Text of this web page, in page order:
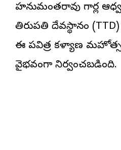
హనుమంతరావు గార్ల
తిరుపతి దేవస్థానం
ఈ పవిత్ర కళ్యాణ
వైభవంగా నిర్వహించబడింది.